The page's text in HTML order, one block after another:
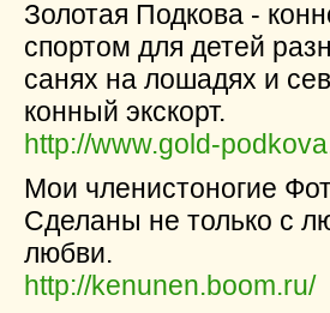
Золотая Подкова -
спортом для детей
санях на лошадях и
конный экскорт.
http://www.gold-
Мои членистоногие
Сделаны не только с
любви.
http://kenunen.boom.ru/